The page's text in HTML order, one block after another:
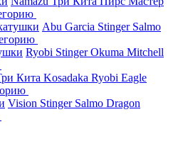
Abu Garcia Stinger Salmo
Ryobi StingerOkuma Mitchell
Кита Kosadaka Ryobi Eagle
Vision Stinger Salmo Dragon